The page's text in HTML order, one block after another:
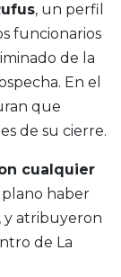
, un perfil
funcionarios
de la
En el
que
de su cierre.
cualquier
haber
y atribuyeron
de La